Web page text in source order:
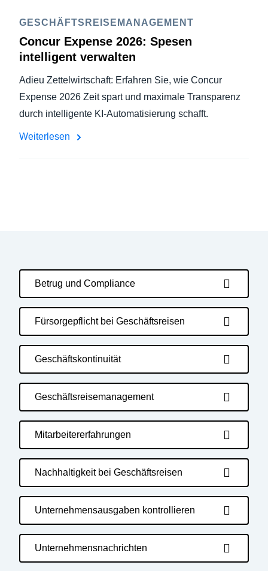
GESCHÄFTSREISEMANAGEMENT
Concur Expense 2026: Spesen
intelligent verwalten
Adieu Zettelwirtschaft: Erfahren Sie, wie Concur
Expense 2026 Zeit spart und maximale Transparenz
durch intelligente KI-Automatisierung schafft.
Weiterlesen
Betrug und Compliance
Fürsorgepflicht bei Geschäftsreisen
Geschäftskontinuität
Geschäftsreisemanagement
Mitarbeitererfahrungen
Nachhaltigkeit bei Geschäftsreisen
Unternehmensausgaben kontrollieren
Unternehmensnachrichten